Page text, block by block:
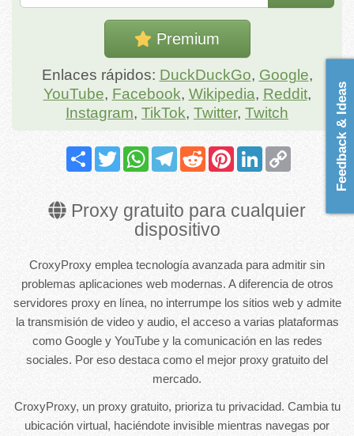
Premium
Enlaces rápidos: DuckDuckGo, Google,
YouTube, Facebook, Wikipedia, Reddit,
Instagram, TikTok, Twitter, Twitch
Share TwitterWhatsAppTelegramRedditPinterestLinkedIn
Proxy gratuito para cualquier
dispositivo
CroxyProxy emplea tecnología avanzada para admitir sin
problemas aplicaciones web modernas. A diferencia de otros
servidores proxy en línea, no interrumpe los sitios web y admite
la transmisión de video y audio, el acceso a varias plataformas
como Google y YouTube y la comunicación en las redes
sociales. Por eso destaca como el mejor proxy gratuito del
mercado.
CroxyProxy, un proxy gratuito, prioriza tu privacidad. Cambia tu
ubicación virtual, haciéndote invisible mientras navegas por
Feedback & Ideas